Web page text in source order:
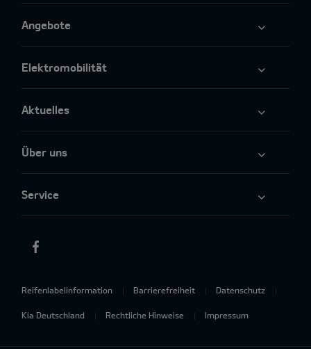
Angebote
Elektromobilität
Aktuelles
Über uns
Service
Reifenlabelinformation Barrierefreiheit Datenschutz
Kia Deutschland Rechtliche Hinweise Impressum